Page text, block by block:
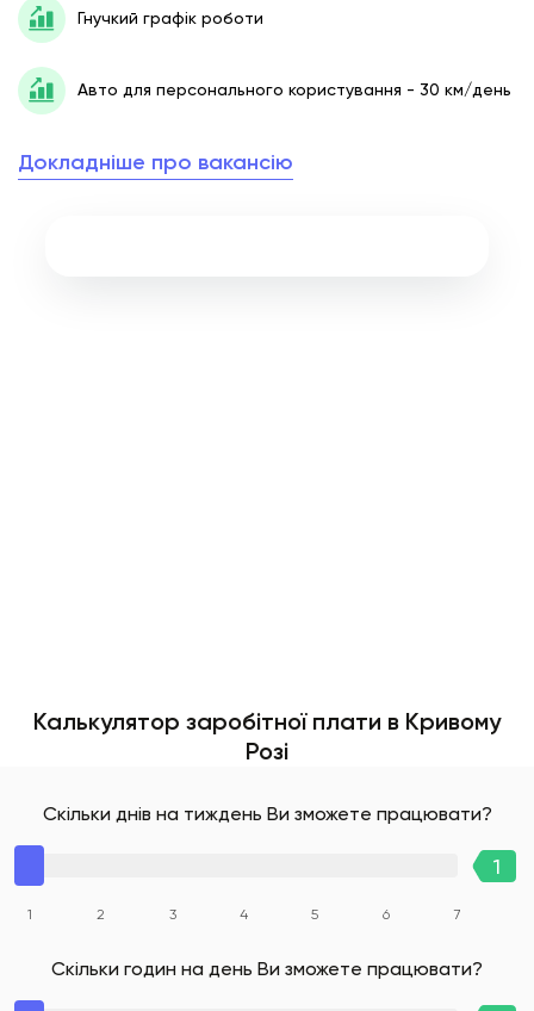
Гнучкий графік роботи
Авто для персонального користування - 30 км/день
Докладніше про вакансію
Калькулятор заробітної плати в Кривому
Розі
Скільки днів на тиждень Ви зможете працювати?
1 2 3 4 5 6 7
Скільки годин на день Ви зможете працювати?